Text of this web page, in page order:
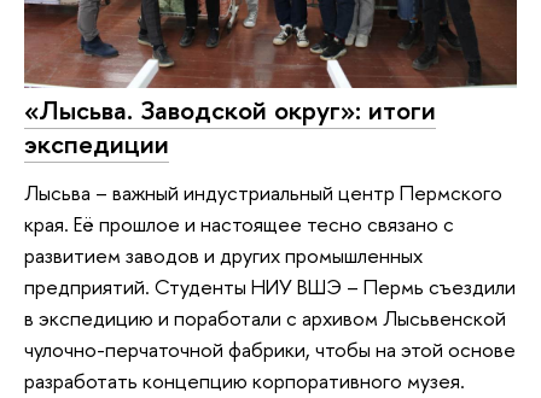
«Лысьва. Заводской округ»: итоги
экспедиции
Лысьва – важный индустриальный центр Пермского
края. Её прошлое и настоящее тесно связано с
развитием заводов и других промышленных
предприятий. Студенты НИУ ВШЭ – Пермь съездили
в экспедицию и поработали с архивом Лысьвенской
чулочно-перчаточной фабрики, чтобы на этой основе
разработать концепцию корпоративного музея.